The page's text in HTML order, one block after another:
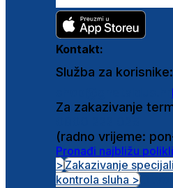
Kontakt:
Služba za korisnike:
Za zakazivanje
(radno vrijeme:
Pronađi najbližu
>Zakazivanje
kontrola sluha >